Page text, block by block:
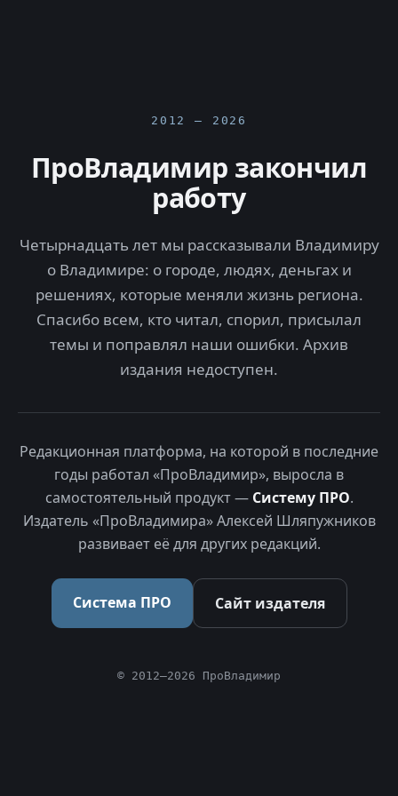
2012 — 2026
ПроВладимир закончил
работу
Четырнадцать лет мы рассказывали Владимиру
о Владимире: о городе, людях, деньгах и
решениях, которые меняли жизнь региона.
Спасибо всем, кто читал, спорил, присылал
темы и поправлял наши ошибки. Архив
издания недоступен.
Редакционная платформа, на которой в последние
годы работал «ПроВладимир», выросла в
самостоятельный продукт — Систему ПРО.
Издатель «ПроВладимира» Алексей Шляпужников
развивает её для других редакций.
Система ПРО Сайт издателя
© 2012–2026 ПроВладимир